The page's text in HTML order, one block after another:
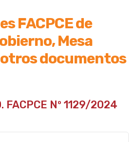
FACPCE de
Mesa
documentos
FACPCE Nº 1129/2024